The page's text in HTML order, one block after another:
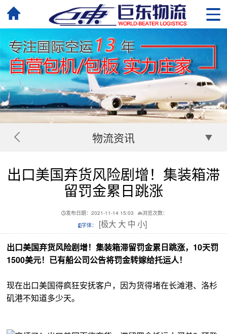
物流资讯
出口美国弃货风险剧增！集装箱滞
留罚金累日跳涨
发布日期：2021-11-14 15:03
浏览次数：
字体：
[极大 大 中 小]
出口美国弃货风险剧增！集装箱滞留罚金累日跳涨，10天罚
1500美元！已有船公司公告将罚金转嫁给托运人！
现在出口美国得疯狂安抚客户，因为货得堵在长滩港、洛杉
矶港不知道多少天。